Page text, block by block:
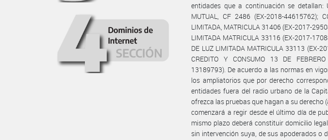
entidades que a continuación se detallan:
MUTUAL, CF 2486 (EX-2018-44615762);
LIMITADA, MATRICULA 31406 (EX-2017-
LIMITADA MATRICULA 33116 (EX-2017-
DE LUZ LIMITADA MATRICULA 33113 (EX-
CREDITO Y CONSUMO 13 DE
13189793). De acuerdo a las normas en
los ampliatorios que por derecho
entidades fuera del radio urbano de la
ofrezca las pruebas que hagan a su derecho
comenzará a regir desde el último día de
mismo plazo deberá constituir domicilio
sin intervención suya, de sus apoderados o